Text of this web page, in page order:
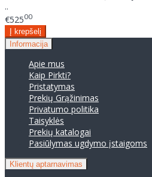
..
€52500
Informacija
Apie mus
Kaip Pirkti?
Pristatymas
Prekių Grąžinimas
Privatumo politika
Taisyklės
Prekių katalogai
Pasiūlymas ugdymo įstaigoms
Klientų aptarnavimas